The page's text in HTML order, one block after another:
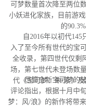
可梦数量首次降至两位
小妖进化家族，目前游
的
自2016年以初代145只
入了至今所有世代的宝
全收录，第四世代仅剩
场，第七世代未登场数
代《宝可梦：朱/紫》
尽管全新宝可梦的储
评论指出，根据十月中
梦：风/浪》的新作将带